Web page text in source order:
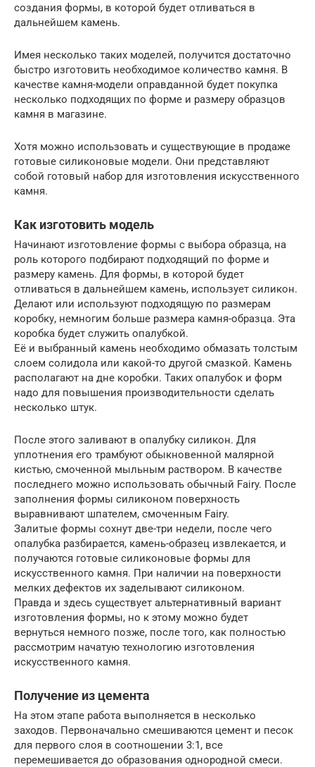
создания формы, в которой будет отливаться в
дальнейшем камень.
Имея несколько таких моделей, получится достаточно
быстро изготовить необходимое количество камня. В
качестве камня-модели оправданной будет покупка
несколько подходящих по форме и размеру образцов
камня в магазине.
Хотя можно использовать и существующие в продаже
готовые силиконовые модели. Они представляют
собой готовый набор для изготовления искусственного
камня.
Как изготовить модель
Начинают изготовление формы с выбора образца, на
роль которого подбирают подходящий по форме и
размеру камень. Для формы, в которой будет
отливаться в дальнейшем камень, использует силикон.
Делают или используют подходящую по размерам
коробку, немногим больше размера камня-образца. Эта
коробка будет служить опалубкой.
Её и выбранный камень необходимо обмазать толстым
слоем солидола или какой-то другой смазкой. Камень
располагают на дне коробки. Таких опалубок и форм
надо для повышения производительности сделать
несколько штук.
После этого заливают в опалубку силикон. Для
уплотнения его трамбуют обыкновенной малярной
кистью, смоченной мыльным раствором. В качестве
последнего можно использовать обычный Fairy. После
заполнения формы силиконом поверхность
выравнивают шпателем, смоченным Fairy.
Залитые формы сохнут две-три недели, после чего
опалубка разбирается, камень-образец извлекается, и
получаются готовые силиконовые формы для
искусственного камня. При наличии на поверхности
мелких дефектов их заделывают силиконом.
Правда и здесь существует альтернативный вариант
изготовления формы, но к этому можно будет
вернуться немного позже, после того, как полностью
рассмотрим начатую технологию изготовления
искусственного камня.
Получение из цемента
На этом этапе работа выполняется в несколько
заходов. Первоначально смешиваются цемент и песок
для первого слоя в соотношении 3:1, все
перемешивается до образования однородной смеси.